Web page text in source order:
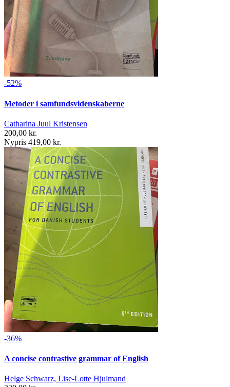
-52%
Metoder i samfundsvidenskaberne
Catharina Juul Kristensen
200,00 kr.
Nypris 419,00 kr.
-36%
A concise contrastive grammar of English
Helge Schwarz, Lise-Lotte Hjulmand